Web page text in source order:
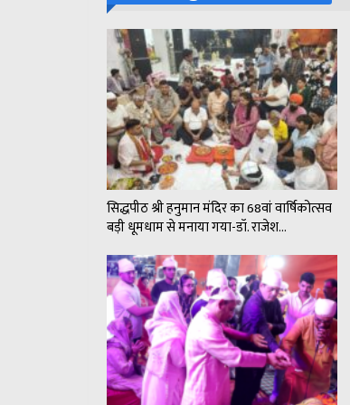
सिद्धपीठ श्री हनुमान मंदिर का 68वां वार्षिकोत्सव
बड़ी धूमधाम से मनाया गया-डॉ. राजेश…